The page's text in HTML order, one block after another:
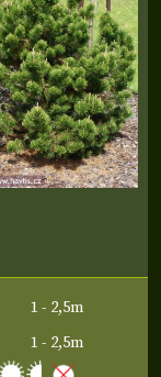
1 - 2,5m
1 - 2,5m